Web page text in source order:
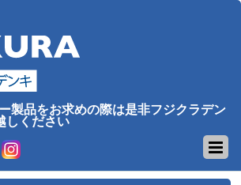
製品をお求めの際は是非フジクラデン
しください